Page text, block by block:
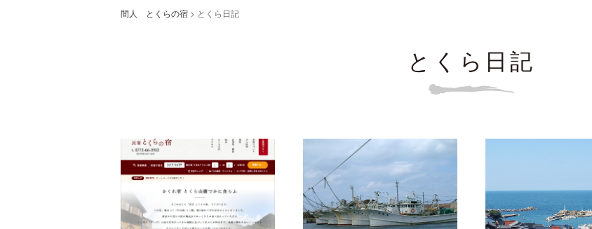
間人 とくらの宿 > とくら日記
とくら日記